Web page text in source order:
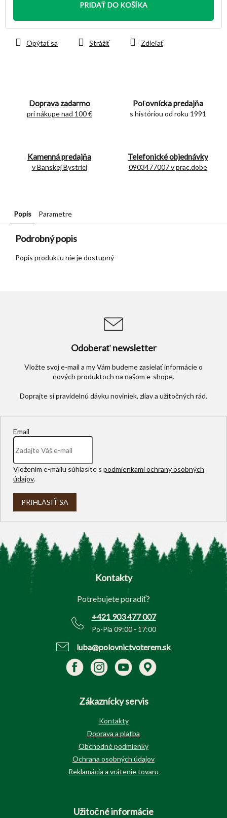
PRIDAŤ DO KOŠÍKA
Doprava zadarmo
pri nákupe nad 100 €
Poľovnícka predajňa
s históriou od roku 1991
Kamenná predajňa
v Banskej Bystrici
Telefonické objednávky
0903477007 v prac.dobe
Opýtať sa Strážiť Zdieľať
Popis Parametre
Podrobný popis
Popis produktu nie je dostupný
Odoberať newsletter
Vložte svoj e-mail a my Vám budeme zasielať informácie o
nových produktoch na našom e-shope.
Email
Vložením e-mailu súhlasíte s podmienkami ochrany osobných
údajov.
PRIHLÁSIŤ SA
Z
Kontakty
Potrebujete poradiť?
+421 903 477 007
Po-Pia 09:00 - 17:00
luba@polovnictvoterem.sk
Zákaznícky servis
Kontakty
Doprava a platba
Obchodné podmienky
Ochrana osobných údajov
Reklamácia a vrátenie tovaru
Užitočné informácie